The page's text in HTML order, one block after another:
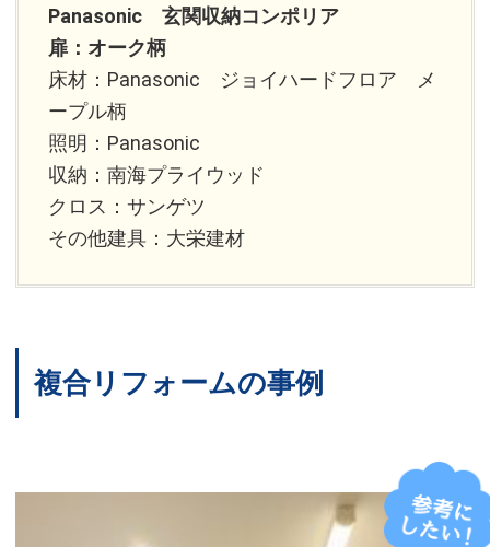
Panasonic 玄関収納コンポリア
扉：オーク柄
床材：Panasonic ジョイハードフロア メ
ープル柄
照明：Panasonic
収納：南海プライウッド
クロス：サンゲツ
その他建具：大栄建材
複合リフォームの事例